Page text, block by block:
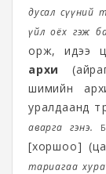
дусал сүүний
үйл оёх гэж
ор‎ж, идээ
архи
шимийн
уралдаанд
аварга гэнэ.
[хоршоо]
тариагаа